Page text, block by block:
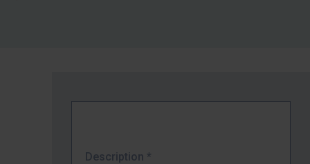
Description *